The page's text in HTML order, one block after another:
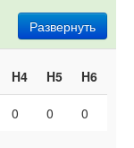
Развернуть
H4 H5 H6
0 0 0